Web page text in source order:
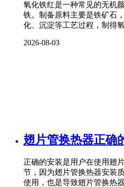
氧化铁红是一种常见的无机
铁。制备原料主要是铁矿石
化、沉淀等工艺过程，制得
2026-08-03
翅片管换热器正确
正确的安装是用户在使用翅
节，因为翅片管换热器安装
使用，也是导致翅片管换热